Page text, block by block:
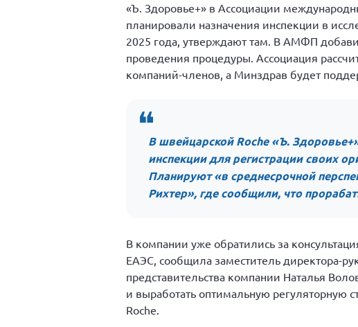
«Ъ. Здоровье+» в Ассоциации
планировали назначения инспекции в
2025 года, утверждают там. В АМФП
проведения процедуры. Ассоциация
компаний-членов, а Минздрав будет
В швейцарской Roche «Ъ.
инспекции для регистрации своих
Планируют «в среднесрочной
Рихтер», где сообщили, что
В компании уже обратились за
ЕАЭС, сообщила заместитель директора-
представительства компании Наталья
и выработать оптимальную регуляторную
Roche.